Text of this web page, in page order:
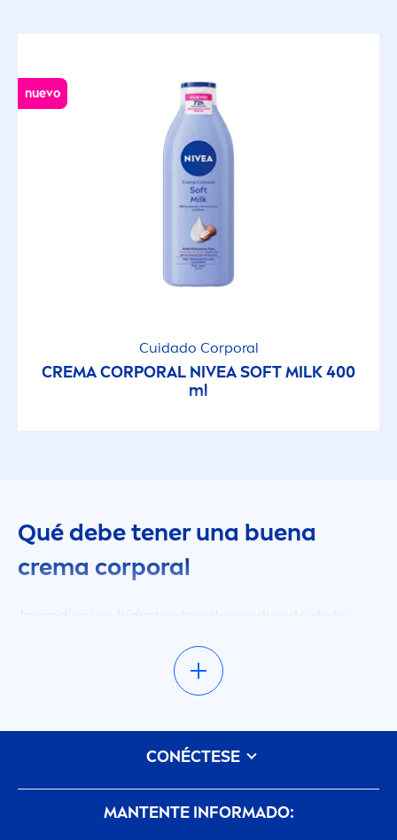
nuevo
Cuidado Corporal
CREMA CORPORAL NIVEASOFT MILK 400
ml
Qué debe tener una buena
crema corporal
proporcionar suficiente hidratación y cuidado, e
te durante varias horas.
corporal se extiende fácilmente, se absorbe
pringue).
MANTENTE INFORMADO:
CONÉCTESE